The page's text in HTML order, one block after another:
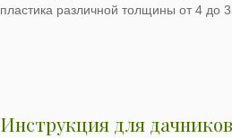
пластика различной толщины от 4 до
Инструкция для